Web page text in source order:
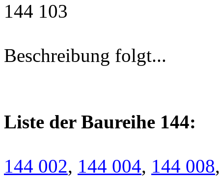
144 103
Beschreibung folgt...
Liste der Baureihe 144:
144 002, 144 004, 144 008